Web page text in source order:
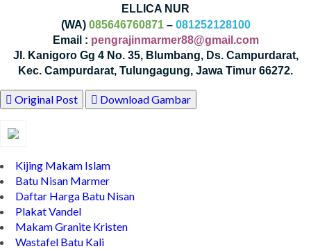
ELLICA NUR
(WA) 085646760871– 081252128100
Email : pengrajinmarmer88@gmail.com
Jl. Kanigoro Gg 4 No. 35, Blumbang, Ds. Campurdarat,
Kec. Campurdarat, Tulungagung, Jawa Timur 66272.
Original Post Download Gambar
Kijing Makam Islam
Batu Nisan Marmer
Daftar Harga Batu Nisan
Plakat Vandel
Makam Granite Kristen
Wastafel Batu Kali